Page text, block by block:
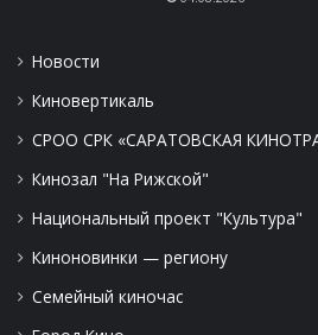
Новости
Киновертикаль
СРОО СРК «САРАТОВСКАЯ
Кинозал "На Рижской"
Национальный проект "Культура"
Киноновинки — региону
Семейный киночас